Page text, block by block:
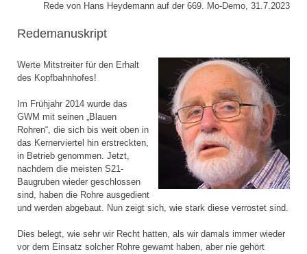
Rede von Hans Heydemann auf der 669. Mo-Demo, 31.7.2023
Redemanuskript
Werte Mitstreiter für den Erhalt
des Kopfbahnhofes!
Im Frühjahr 2014 wurde das
GWM mit seinen „Blauen
Rohren“, die sich bis weit oben in
das Kernerviertel hin erstreckten,
in Betrieb genommen. Jetzt,
nachdem die meisten S21-
Baugruben wieder geschlossen
sind, haben die Rohre ausgedient
und werden abgebaut. Nun zeigt sich, wie stark diese verrostet sind.
Dies belegt, wie sehr wir Recht hatten, als wir damals immer wieder
vor dem Einsatz solcher Rohre gewarnt haben, aber nie gehört